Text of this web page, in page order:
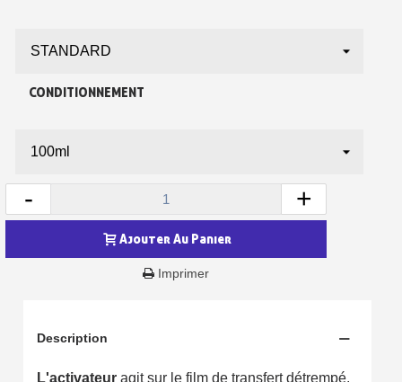
Inscription à la newsletter : 5€ de réduction
Livraison sous 24 h en France Métropolitaine
Paiement en 4x sans frais dès 30€ d'achats
Votre devis en ligne en moins d'1 minute
CONDITIONNEMENT
- +
Ajouter Au Panier
Imprimer
Description
L'activateuragit sur le film de transfert détrempé,